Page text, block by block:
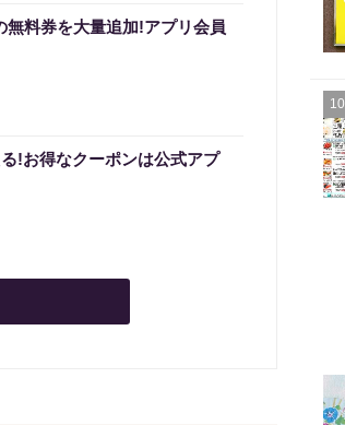
料券を大量追加!アプリ会員
!お得なクーポンは公式アプ
10